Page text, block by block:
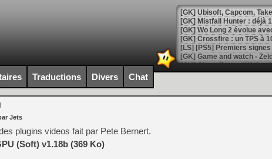
[GK] Mistfall Hunter : déjà
[GK] Wo Long 2 évolue
[GK] Crossfire : un TPS à
[LS] [PS5] Premiers
[Mo5] DOOM arrive en
[GK] Bethesda fête les 30
[GK] Roblox : l'action en
[GK] Agenda - GeForce
Traductions Divers Chat
Jets
plugins videos fait par Pete Bernert.
(Soft) v1.18b (369 Ko)